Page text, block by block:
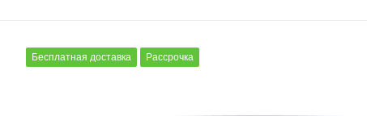
Бесплатная доставка Рассрочка